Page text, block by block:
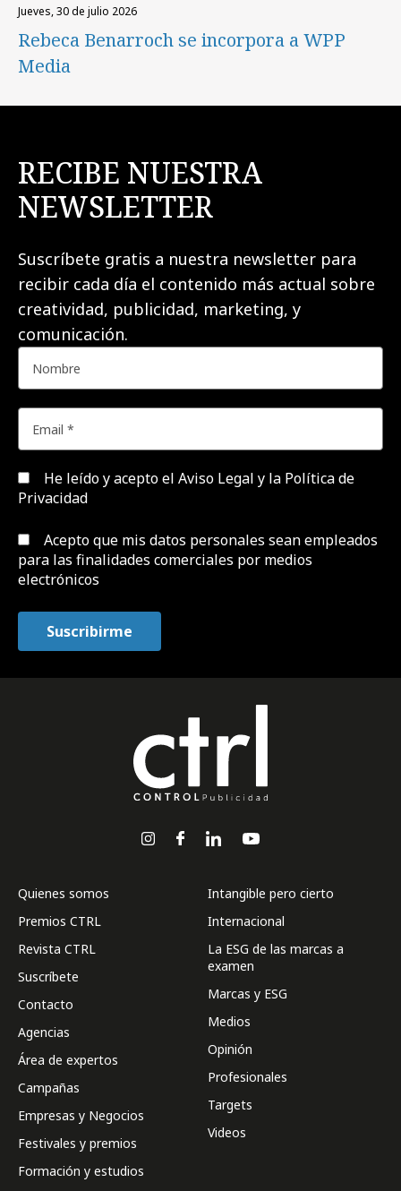
jueves, 30 de julio 2026
Rebeca Benarroch se incorpora a WPP
Media
RECIBE NUESTRA
NEWSLETTER
Suscríbete gratis a nuestra newsletter para
recibir cada día el contenido más actual sobre
creatividad, publicidad, marketing, y
comunicación.
He leído y acepto el Aviso Legal y la Política de
Privacidad
Acepto que mis datos personales sean empleados
para las finalidades comerciales por medios
electrónicos
Quienes somos
Premios CTRL
Revista CTRL
Suscríbete
Contacto
Agencias
Área de expertos
Campañas
Empresas y Negocios
Festivales y premios
Formación y estudios
Intangible pero cierto
Internacional
La ESG de las marcas a
examen
Marcas y ESG
Medios
Opinión
Profesionales
Targets
Videos